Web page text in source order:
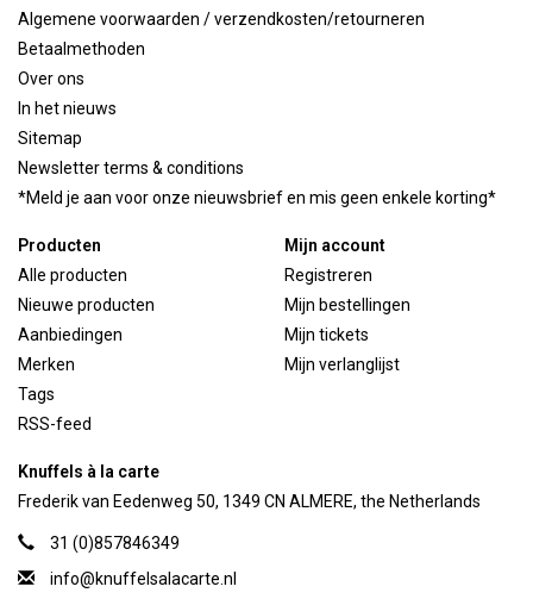
Algemene voorwaarden / verzendkosten/retourneren
Betaalmethoden
Over ons
In het nieuws
Sitemap
Newsletter terms & conditions
*Meld je aan voor onze nieuwsbrief en mis geen enkele korting*
Producten
Alle producten
Nieuwe producten
Aanbiedingen
Merken
Tags
RSS-feed
Mijn account
Registreren
Mijn bestellingen
Mijn tickets
Mijn verlanglijst
Knuffels à la carte
Frederik van Eedenweg 50, 1349 CN ALMERE, the Netherlands
31 (0)857846349
info@knuffelsalacarte.nl